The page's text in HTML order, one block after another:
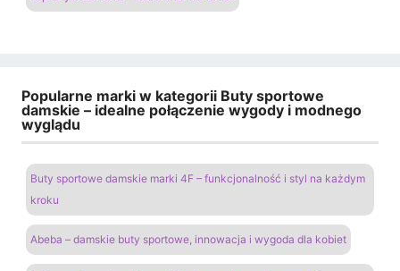
Popularne marki w kategorii Buty sportowe
damskie – idealne połączenie wygody i modnego
wyglądu
Buty sportowe damskie marki 4F – funkcjonalność i styl na każdym
kroku
Abeba – damskie buty sportowe, innowacja i wygoda dla kobiet